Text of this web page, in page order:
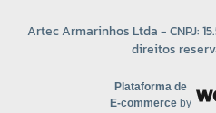
Artec Armarinhos Ltda - CNPJ:
direitos
Plataforma de
E-commerce by